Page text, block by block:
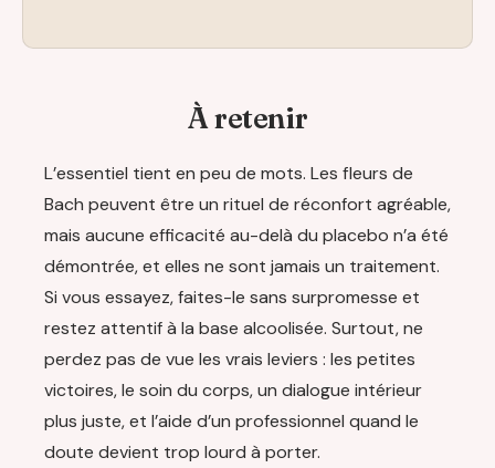
À retenir
L’essentiel tient en peu de mots. Les fleurs de
Bach peuvent être un rituel de réconfort agréable,
mais aucune efficacité au-delà du placebo n’a été
démontrée, et elles ne sont jamais un traitement.
Si vous essayez, faites-le sans surpromesse et
restez attentif à la base alcoolisée. Surtout, ne
perdez pas de vue les vrais leviers : les petites
victoires, le soin du corps, un dialogue intérieur
plus juste, et l’aide d’un professionnel quand le
doute devient trop lourd à porter.